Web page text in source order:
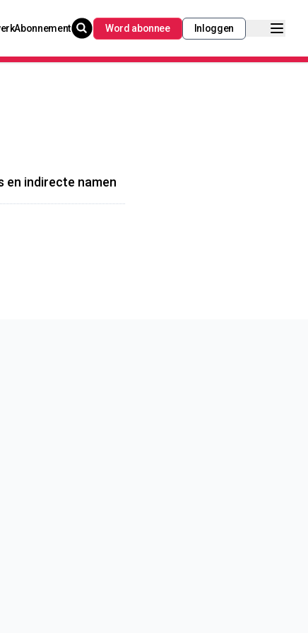
Abonnement Word abonnee Inloggen
en indirecte namen